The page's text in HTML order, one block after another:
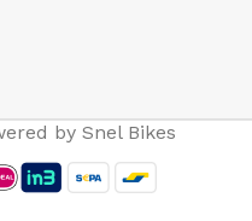
by Snel Bikes